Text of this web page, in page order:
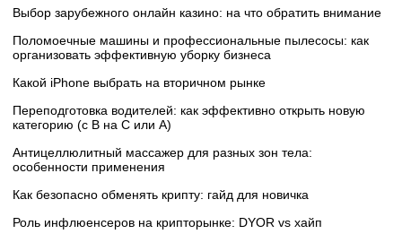
Выбор зарубежного онлайн казино: на что обратить внимание
Поломоечные машины и профессиональные пылесосы: как
организовать эффективную уборку бизнеса
Какой iPhone выбрать на вторичном рынке
Переподготовка водителей: как эффективно открыть новую
категорию (с B на C или А)
Антицеллюлитный массажер для разных зон тела:
особенности применения
Как безопасно обменять крипту: гайд для новичка
Роль инфлюенсеров на крипторынке: DYOR vs хайп